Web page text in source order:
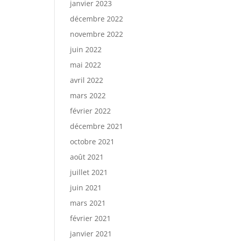
janvier 2023
décembre 2022
novembre 2022
juin 2022
mai 2022
avril 2022
mars 2022
février 2022
décembre 2021
octobre 2021
août 2021
juillet 2021
juin 2021
mars 2021
février 2021
janvier 2021